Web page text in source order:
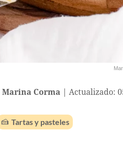
Marina Corma Actualizado:
🍰 Tartas y pasteles